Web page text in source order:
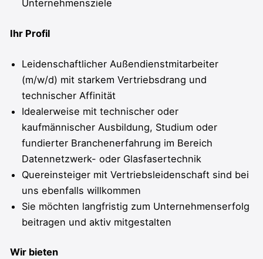
Unternehmensziele
Ihr Profil
Leidenschaftlicher Außendienstmitarbeiter
(m/w/d) mit starkem Vertriebsdrang und
technischer Affinität
Idealerweise mit technischer oder
kaufmännischer Ausbildung, Studium oder
fundierter Branchenerfahrung im Bereich
Datennetzwerk- oder Glasfasertechnik
Quereinsteiger mit Vertriebsleidenschaft sind bei
uns ebenfalls willkommen
Sie möchten langfristig zum Unternehmenserfolg
beitragen und aktiv mitgestalten
Wir bieten